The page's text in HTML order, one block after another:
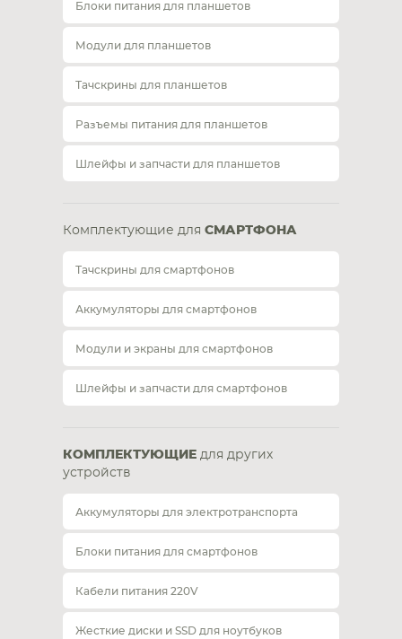
Блоки питания для планшетов
Модули для планшетов
Тачскрины для планшетов
Разъемы питания для планшетов
Шлейфы и запчасти для планшетов
Комплектующие для СМАРТФОНА
Тачскрины для смартфонов
Аккумуляторы для смартфонов
Модули и экраны для смартфонов
Шлейфы и запчасти для смартфонов
КОМПЛЕКТУЮЩИЕ для других
устройств
Аккумуляторы для электротранспорта
Блоки питания для смартфонов
Кабели питания 220V
Жесткие диски и SSD для ноутбуков